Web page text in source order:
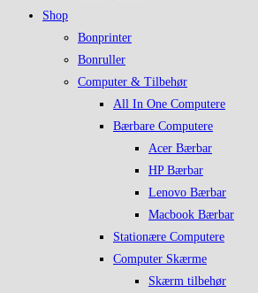
Shop
Bonprinter
Bonruller
Computer & Tilbehør
All In One Computere
Bærbare Computere
Acer Bærbar
HP Bærbar
Lenovo Bærbar
Macbook Bærbar
Stationære Computere
Computer Skærme
Skærm tilbehør